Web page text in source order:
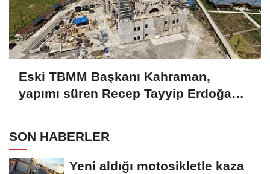
Eski TBMM Başkanı Kahraman,
yapımı süren Recep Tayyip Erdoğan
SON HABERLER
Yeni aldığı motosikletle kaza